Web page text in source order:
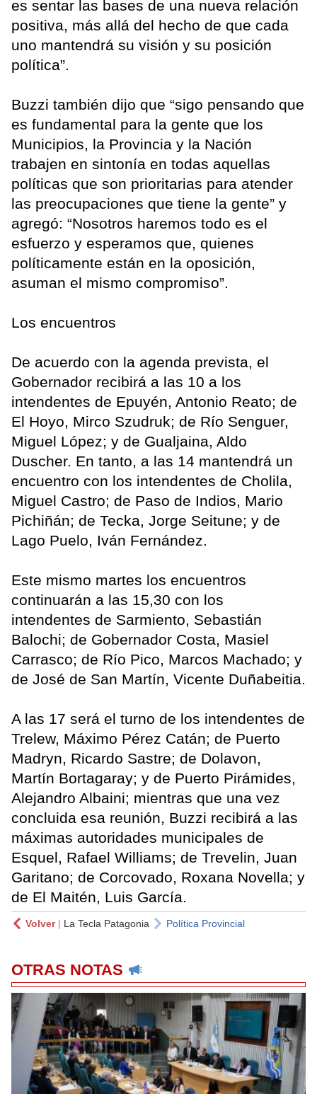
es sentar las bases de una nueva relación
positiva, más allá del hecho de que cada
uno mantendrá su visión y su posición
política”.
Buzzi también dijo que “sigo pensando que
es fundamental para la gente que los
Municipios, la Provincia y la Nación
trabajen en sintonía en todas aquellas
políticas que son prioritarias para atender
las preocupaciones que tiene la gente” y
agregó: “Nosotros haremos todo es el
esfuerzo y esperamos que, quienes
políticamente están en la oposición,
asuman el mismo compromiso”.
Los encuentros
De acuerdo con la agenda prevista, el
Gobernador recibirá a las 10 a los
intendentes de Epuyén, Antonio Reato; de
El Hoyo, Mirco Szudruk; de Río Senguer,
Miguel López; y de Gualjaina, Aldo
Duscher. En tanto, a las 14 mantendrá un
encuentro con los intendentes de Cholila,
Miguel Castro; de Paso de Indios, Mario
Pichiñán; de Tecka, Jorge Seitune; y de
Lago Puelo, Iván Fernández.
Este mismo martes los encuentros
continuarán a las 15,30 con los
intendentes de Sarmiento, Sebastián
Balochi; de Gobernador Costa, Masiel
Carrasco; de Río Pico, Marcos Machado; y
de José de San Martín, Vicente Duñabeitia.
A las 17 será el turno de los intendentes de
Trelew, Máximo Pérez Catán; de Puerto
Madryn, Ricardo Sastre; de Dolavon,
Martín Bortagaray; y de Puerto Pirámides,
Alejandro Albaini; mientras que una vez
concluida esa reunión, Buzzi recibirá a las
máximas autoridades municipales de
Esquel, Rafael Williams; de Trevelin, Juan
Garitano; de Corcovado, Roxana Novella; y
de El Maitén, Luis García.
Volver| La Tecla Patagonia Política Provincial
OTRAS NOTAS